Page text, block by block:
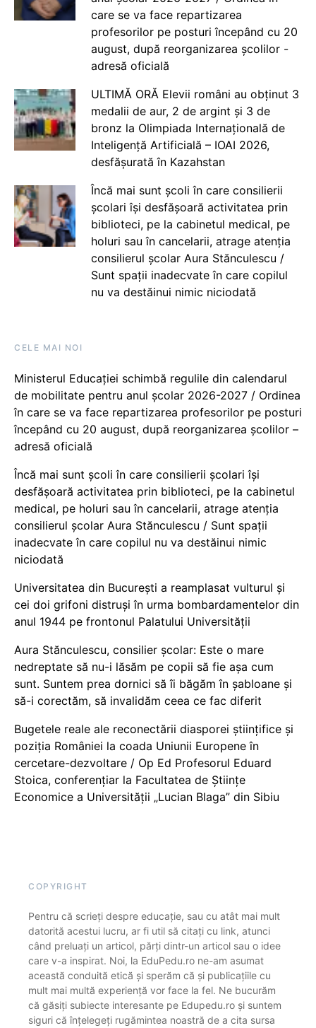
care se va face repartizarea
profesorilor pe posturi începând cu 20
august, după reorganizarea școlilor -
adresă oficială
ULTIMĂ ORĂ Elevii români au obținut 3
medalii de aur, 2 de argint și 3 de
bronz la Olimpiada Internațională de
Inteligență Artificială – IOAI 2026,
desfășurată în Kazahstan
Încă mai sunt școli în care consilierii
școlari își desfășoară activitatea prin
biblioteci, pe la cabinetul medical, pe
holuri sau în cancelarii, atrage atenția
consilierul școlar Aura Stănculescu /
Sunt spații inadecvate în care copilul
nu va destăinui nimic niciodată
CELE MAI NOI
Ministerul Educației schimbă regulile din calendarul
de mobilitate pentru anul școlar 2026-2027 / Ordinea
în care se va face repartizarea profesorilor pe posturi
începând cu 20 august, după reorganizarea școlilor –
adresă oficială
Încă mai sunt școli în care consilierii școlari își
desfășoară activitatea prin biblioteci, pe la cabinetul
medical, pe holuri sau în cancelarii, atrage atenția
consilierul școlar Aura Stănculescu / Sunt spații
inadecvate în care copilul nu va destăinui nimic
niciodată
Universitatea din București a reamplasat vulturul și
cei doi grifoni distruși în urma bombardamentelor din
anul 1944 pe frontonul Palatului Universității
Aura Stănculescu, consilier școlar: Este o mare
nedreptate să nu-i lăsăm pe copii să fie așa cum
sunt. Suntem prea dornici să îi băgăm în șabloane și
să-i corectăm, să invalidăm ceea ce fac diferit
Bugetele reale ale reconectării diasporei științifice și
poziția României la coada Uniunii Europene în
cercetare-dezvoltare / Op Ed Profesorul Eduard
Stoica, conferențiar la Facultatea de Științe
Economice a Universității „Lucian Blaga” din Sibiu
COPYRIGHT
Pentru că scrieți despre educație, sau cu atât mai mult
datorită acestui lucru, ar fi util să citați cu link, atunci
când preluați un articol, părți dintr-un articol sau o idee
care v-a inspirat. Noi, la EduPedu.ro ne-am asumat
această conduită etică și sperăm că și publicațiile cu
mult mai multă experiență vor face la fel. Ne bucurăm
că găsiți subiecte interesante pe Edupedu.ro și suntem
siguri că înțelegeți rugămintea noastră de a cita sursa